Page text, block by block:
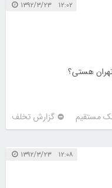
۱۲:۰۲ ۱۳۹۲/۳/۲۳
هستی؟
مستقیم گزارش تخلف
۱۲:۰۸ ۱۳۹۲/۳/۲۳